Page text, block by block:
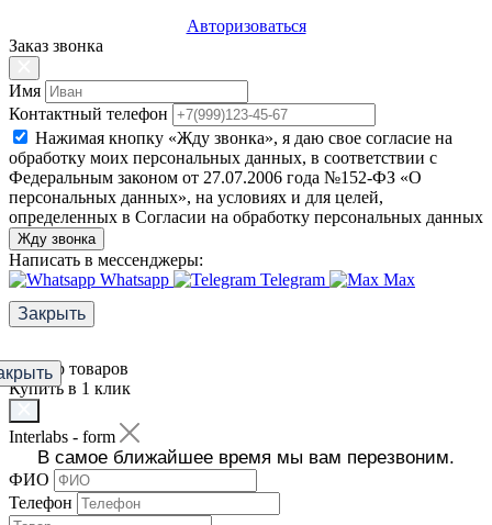
Авторизоваться
Заказ звонка
Имя
Контактный телефон
Нажимая кнопку «Жду звонка», я даю свое согласие на
обработку моих персональных данных, в соответствии с
Федеральным законом от 27.07.2006 года №152-ФЗ «О
персональных данных», на условиях и для целей,
определенных в Согласии на обработку персональных данных
Жду звонка
Написать в мессенджеры:
Whatsapp
Telegram
Max
Закрыть
Фильтр товаров
Купить в 1 клик
Interlabs - form
В самое ближайшее время мы вам перезвоним.
ФИО
Телефон